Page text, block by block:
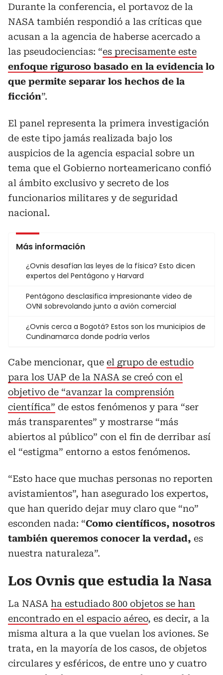
Durante la conferencia, el portavoz de la
NASA también respondió a las críticas que
acusan a la agencia de haberse acercado a
las pseudociencias: “es precisamente este
enfoque riguroso basado en la evidencia lo
que permite separar los hechos de la
ficción”.
El panel representa la primera investigación
de este tipo jamás realizada bajo los
auspicios de la agencia espacial sobre un
tema que el Gobierno norteamericano confió
al ámbito exclusivo y secreto de los
funcionarios militares y de seguridad
nacional.
Más información
¿Ovnis desafían las leyes de la física? Esto dicen
expertos del Pentágono y Harvard
Pentágono desclasifica impresionante video de
OVNI sobrevolando junto a avión comercial
¿Ovnis cerca a Bogotá? Estos son los municipios de
Cundinamarca donde podría verlos
Cabe mencionar, que el grupo de estudio
para los UAP de la NASA se creó con el
objetivo de “avanzar la comprensión
científica” de estos fenómenos y para “ser
más transparentes” y mostrarse “más
abiertos al público” con el fin de derribar así
el “estigma” entorno a estos fenómenos.
“Esto hace que muchas personas no reporten
avistamientos”, han asegurado los expertos,
que han querido dejar muy claro que “no”
esconden nada: “Como científicos, nosotros
también queremos conocer la verdad, es
nuestra naturaleza”.
Los Ovnis que estudia la Nasa
La NASA ha estudiado 800 objetos se han
encontrado en el espacio aéreo, es decir, a la
misma altura a la que vuelan los aviones. Se
trata, en la mayoría de los casos, de objetos
circulares y esféricos, de entre uno y cuatro